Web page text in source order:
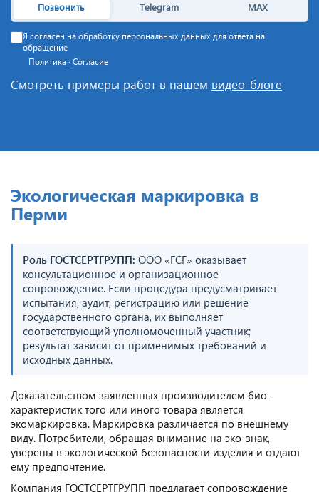
Позвонить Telegram MAX
Я согласен на обработку персональных данных для ответа на
обращение
Политика · Согласие
Смотреть примеры работ в нашем видео-блоге
Экологическая маркировка в
Перми
Роль ГОСТСЕРТГРУПП: ООО «ГСГ» оказывает
консультационное и организационное
сопровождение. Если процедура предусматривает
испытания, аудит, регистрацию или решение
государственного органа, их выполняет
соответствующий уполномоченный участник;
результат зависит от применимых требований и
исходных данных.
Доказательством заявленных производителем био-
характеристик того или иного товара является
экомаркировка. Маркировка различается по внешнему
виду. Потребители, обращая внимание на эко-знак,
уверены в экологической безопасности изделия и отдают
ему предпочтение.
Компания ГОСТСЕРТГРУПП предлагает сопровождение